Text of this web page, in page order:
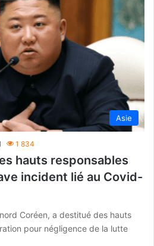
Asie
1 834
hauts responsables
incident lié au Covid-
Coréen, a destitué des hauts
pour négligence de la lutte